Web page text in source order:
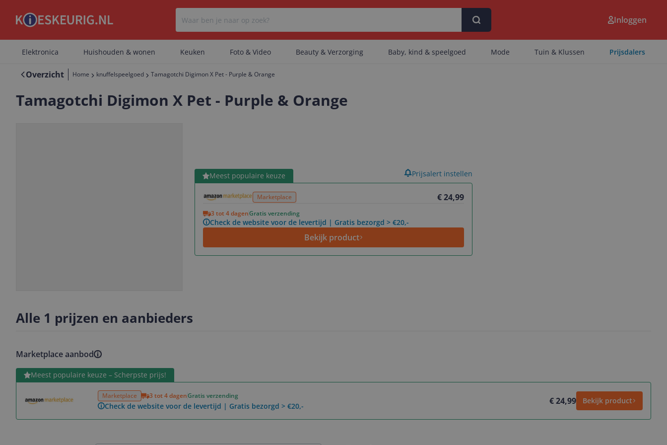
Er zijn geen categorieën gevonden.
Er zijn geen artikelen gevonden.
Inloggen
Elektronica Huishouden & wonen Keuken Foto & Video Beauty & Verzorging Baby, kind & speelgoed Mode Tuin & Klussen Prijsdalers
Overzicht Home knuffelspeelgoed Tamagotchi Digimon X Pet - Purple & Orange
Tamagotchi Digimon X Pet - Purple & Orange
Meest populaire keuze
Marketplace € 24,99
3 tot 4 dagenGratis verzending
Check de website voor de levertijd | Gratis bezorgd > €20,-
Bekijk product
Bekijk product Prijsalert instellen
Alle 1 prijzen en aanbieders
Marketplace aanbod
Meest populaire keuze – Scherpste prijs!
Marketplace 3 tot 4 dagenGratis verzending
Check de website voor de levertijd | Gratis bezorgd > €20,- € 24,99 Bekijk product
Bekijk product